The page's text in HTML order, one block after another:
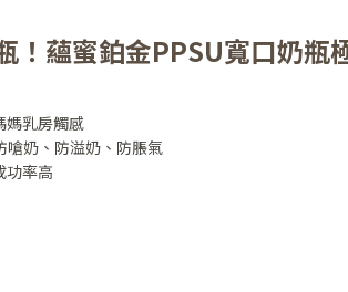
！蘊蜜鉑金PPSU寬口奶瓶
媽乳房觸感
奶、防溢奶、防脹氣
功率高